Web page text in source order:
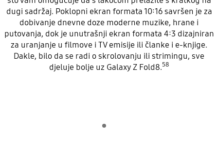
dugi sadržaj. Poklopni ekran formata 10:16 savršen je za
dobivanje dnevne doze moderne muzike, hrane i
putovanja, dok je unutrašnji ekran formata 4:3 dizajniran
za uranjanje u filmove i TV emisije ili članke i e-knjige.
Dakle, bilo da se radi o skrolovanju ili strimingu, sve
djeluje bolje uz Galaxy Z Fold8.58